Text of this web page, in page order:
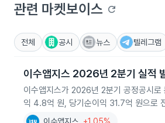
관련 마켓보이스 refresh
전체 공시 뉴스 텔레그램
이수앱지스 2026년 2분기 실적
이수앱지스가 2026년 2분기 공정공시
익 4.8억 원, 당기순이익 31.7억 원으로